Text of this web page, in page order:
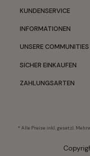
KUNDENSERVICE
INFORMATIONEN
UNSERE COMMUNITIES
SICHER EINKAUFEN
ZAHLUNGSARTEN
* Alle Preise inkl. gesetzl.